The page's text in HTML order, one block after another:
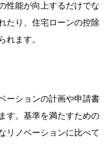
性能が向上するだけでな
たり、住宅ローンの控除
れます。
ーションの計画や申請書
す。基準を満たすための
リノベーションに比べて